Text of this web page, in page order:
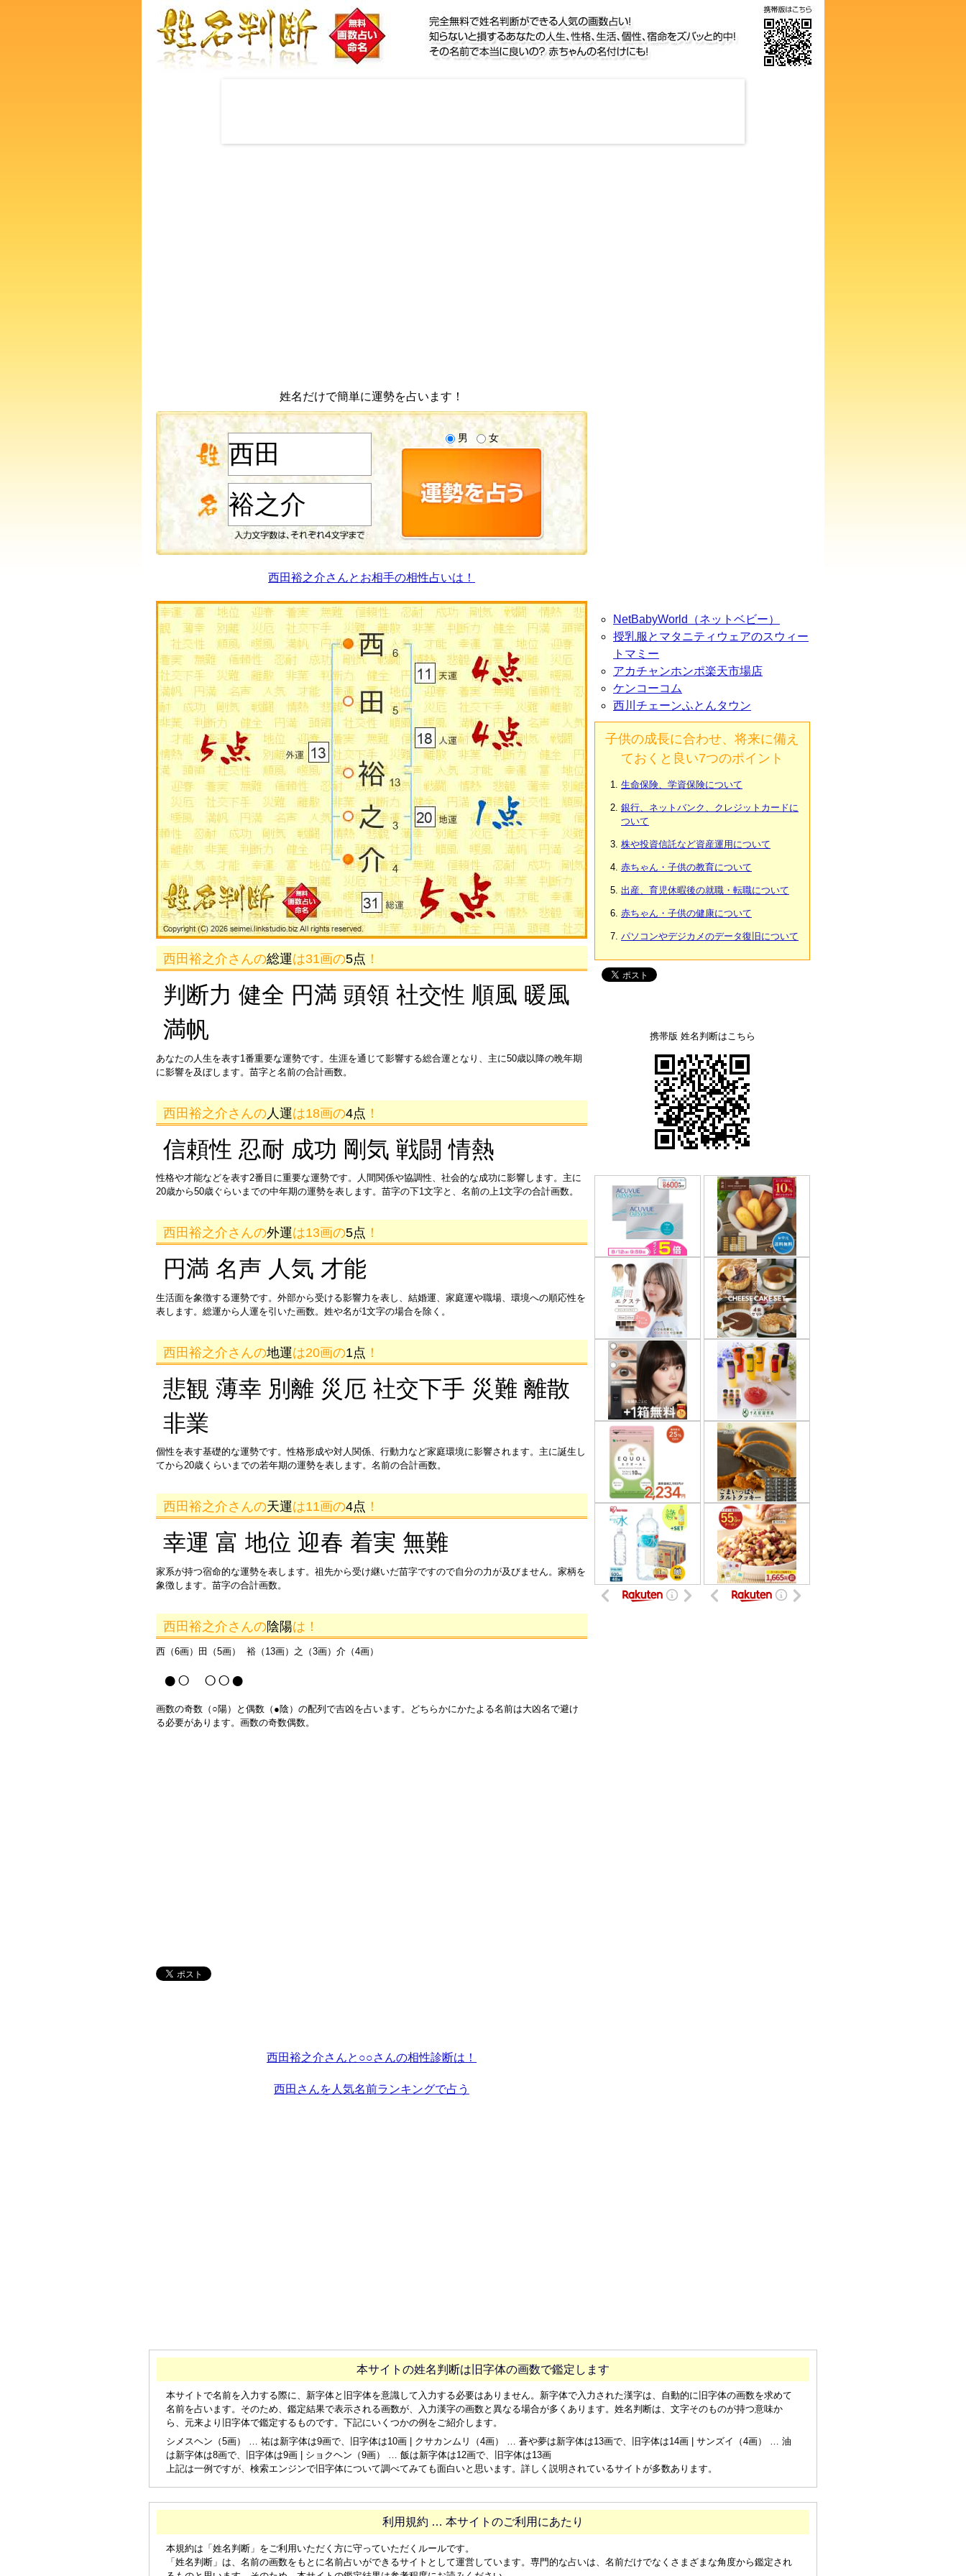
姓名だけで簡単に運勢を占います！
男 女
西田裕之介さんとお相手の相性占いは！
西田裕之介さんの総運は31画の5点 ！
判断力 健全 円満 頭領 社交性 順風 暖風
満帆
あなたの人生を表す1番重要な運勢です。生涯を通じて影響する総合運となり、主に50歳以降の晩年期
に影響を及ぼします。苗字と名前の合計画数。
西田裕之介さんの 人運は18画の4点 ！
信頼性 忍耐 成功 剛気 戦闘 情熱
性格や才能などを表す2番目に重要な運勢です。人間関係や協調性、社会的な成功に影響します。主に
20歳から50歳ぐらいまでの中年期の運勢を表します。苗字の下1文字と、名前の上1文字の合計画数。
西田裕之介さんの外運は13画の5点 ！
円満 名声 人気 才能
生活面を象徴する運勢です。外部から受ける影響力を表し、結婚運、家庭運や職場、環境への順応性を
表します。総運から人運を引いた画数。姓や名が1文字の場合を除く。
西田裕之介さんの地運は20画の1点 ！
悲観 薄幸 別離 災厄 社交下手 災難 離散
非業
個性を表す基礎的な運勢です。性格形成や対人関係、行動力など家庭環境に影響されます。主に誕生し
てから20歳くらいまでの若年期の運勢を表します。名前の合計画数。
西田裕之介さんの天運は11画の4点 ！
幸運 富 地位 迎春 着実 無難
家系が持つ宿命的な運勢を表します。祖先から受け継いだ苗字ですので自分の力が及びません。家柄を
象徴します。苗字の合計画数。
西田裕之介さんの陰陽は！
西（6画）田（5画） 裕（13画）之（3画）介（4画）
●○ ○○●
画数の奇数（○陽）と偶数（●陰）の配列で吉凶を占います。どちらかにかたよる名前は大凶名で避け
る必要があります。画数の奇数偶数。
西田裕之介さんと○○さんの相性診断は！
西田さんを人気名前ランキングで占う
NetBabyWorld（ネットベビー）
授乳服とマタニティウェアのスウィー
トマミー
アカチャンホンポ楽天市場店
ケンコーコム
西川チェーンふとんタウン
子供の成長に合わせ、将来に備え
ておくと良い7つのポイント
生命保険、学資保険について
銀行、ネットバンク、クレジットカードに
ついて
株や投資信託など資産運用について
赤ちゃん・子供の教育について
出産、育児休暇後の就職・転職について
赤ちゃん・子供の健康について
パソコンやデジカメのデータ復旧について
携帯版 姓名判断はこちら
本サイトの姓名判断は旧字体の画数で鑑定します
本サイトで名前を入力する際に、新字体と旧字体を意識して入力する必要はありません。新字体で入力された漢字は、自動的に旧字体の画数を求めて
名前を占います。そのため、鑑定結果で表示される画数が、入力漢字の画数と異なる場合が多くあります。姓名判断は、文字そのものが持つ意味か
ら、元来より旧字体で鑑定するものです。下記にいくつかの例をご紹介します。
シメスヘン（5画） … 祐は新字体は9画で、旧字体は10画 | クサカンムリ（4画） … 蒼や夢は新字体は13画で、旧字体は14画 | サンズイ（4画） … 油
は新字体は8画で、旧字体は9画 | ショクヘン（9画） … 飯は新字体は12画で、旧字体は13画
上記は一例ですが、検索エンジンで旧字体について調べてみても面白いと思います。詳しく説明されているサイトが多数あります。
利用規約 … 本サイトのご利用にあたり
本規約は「姓名判断」をご利用いただく方に守っていただくルールです。
「姓名判断」は、名前の画数をもとに名前占いができるサイトとして運営しています。専門的な占いは、名前だけでなくさまざまな角度から鑑定され